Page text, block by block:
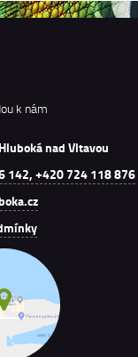
k nám
nad Vltavou
142, +420 724 118 876